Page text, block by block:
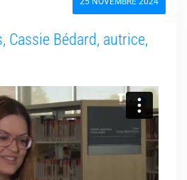
Cassie Bédard, autrice,